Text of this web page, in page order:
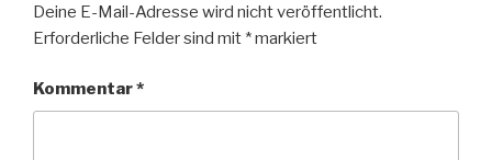
Deine E-Mail-Adresse wird nicht veröffentlicht.
Erforderliche Felder sind mit *markiert
Kommentar*